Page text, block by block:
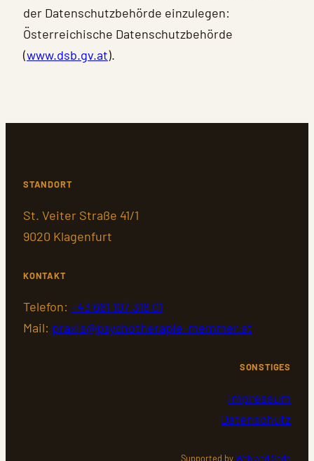
der Datenschutzbehörde einzulegen:
Österreichische Datenschutzbehörde
(www.dsb.gv.at).
STANDORT
St. Veiter Straße 41/1
9020 Klagenfurt
KONTAKT
Telefon: +43 681 107 318 01
Mail: praxis@psychotherapie-memmer.at
SONSTIGES
Impressum
Datenschutz
Supported byWeb and Soda